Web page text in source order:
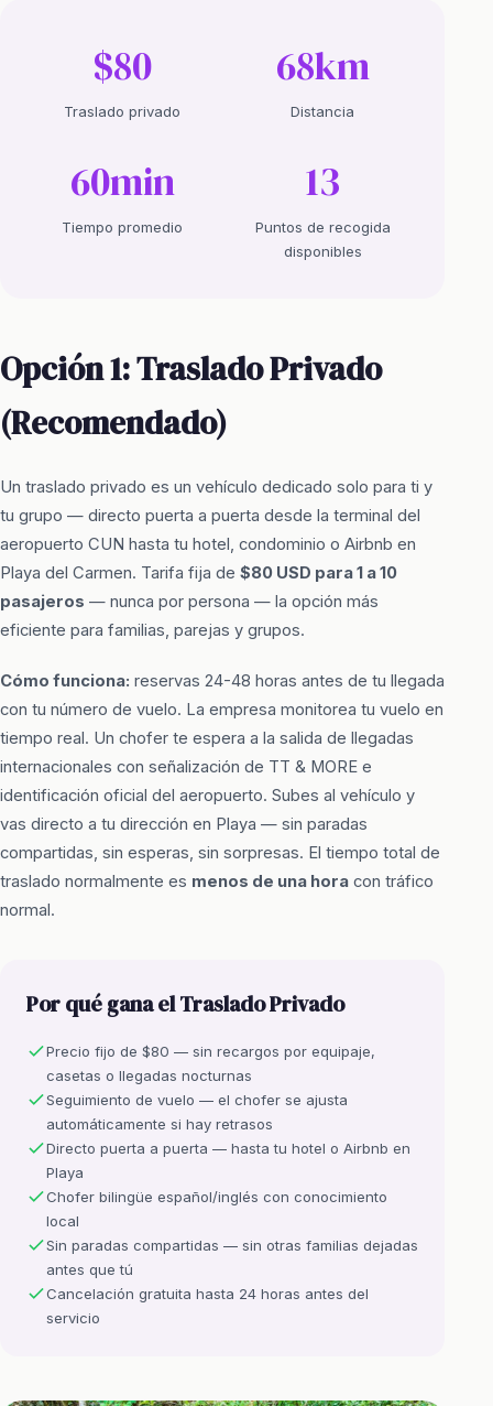
$80
Traslado privado
68km
Distancia
60min
Tiempo promedio
13
Puntos de recogida
disponibles
Opción 1: Traslado Privado
(Recomendado)
Un traslado privado es un vehículo dedicado solo para ti y
tu grupo — directo puerta a puerta desde la terminal del
aeropuerto CUN hasta tu hotel, condominio o Airbnb en
Playa del Carmen. Tarifa fija de $80 USD para 1 a 10
pasajeros — nunca por persona — la opción más
eficiente para familias, parejas y grupos.
Cómo funciona: reservas 24-48 horas antes de tu llegada
con tu número de vuelo. La empresa monitorea tu vuelo en
tiempo real. Un chofer te espera a la salida de llegadas
internacionales con señalización de TT & MORE e
identificación oficial del aeropuerto. Subes al vehículo y
vas directo a tu dirección en Playa — sin paradas
compartidas, sin esperas, sin sorpresas. El tiempo total de
traslado normalmente es menos de una hora con tráfico
normal.
Por qué gana el Traslado Privado
Precio fijo de $80 — sin recargos por equipaje,
casetas o llegadas nocturnas
Seguimiento de vuelo — el chofer se ajusta
automáticamente si hay retrasos
Directo puerta a puerta — hasta tu hotel o Airbnb en
Playa
Chofer bilingüe español/inglés con conocimiento
local
Sin paradas compartidas — sin otras familias dejadas
antes que tú
Cancelación gratuita hasta 24 horas antes del
servicio